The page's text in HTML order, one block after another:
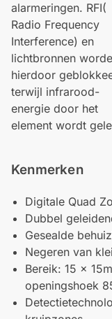
alarmeringen. RFI(
Radio Frequency
Interference) en
lichtbronnen
hierdoor
terwijl infrarood-
energie door het
element wordt
Kenmerken
Digitale Quad
Dubbel
Gesealde
Negeren van
Bereik: 15 x
openingshoek